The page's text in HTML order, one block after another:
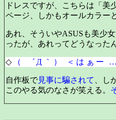
ドレスですが、こちらは「美
ページ、しかもオールカラー
あれ、そういやASUSも美少
ったが、あれってどうなった
◇ （ ´Д｀） ＜はぁー …
自作板で見事に騙されて 、し
このやる気のなさが笑える。